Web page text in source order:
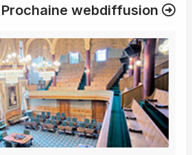
Prochaine webdiffusion